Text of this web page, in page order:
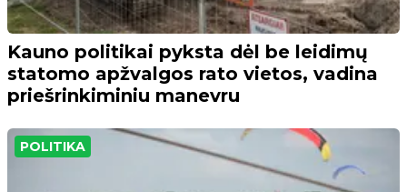
Kauno politikai pyksta dėl be leidimų
statomo apžvalgos rato vietos, vadina
priešrinkiminiu manevru
POLITIKA